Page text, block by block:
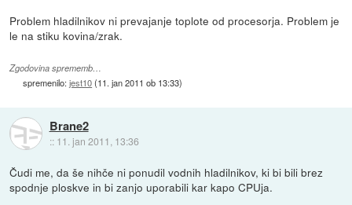
Problem hladilnikov ni prevajanje toplote od procesorja. Problem je
le na stiku kovina/zrak.
Zgodovina sprememb…
spremenilo:jest10(11. jan 2011 ob 13:33)
Brane2
:: 11. jan 2011, 13:36
Čudi me, da še nihče ni ponudil vodnih hladilnikov, ki bi bili brez
spodnje ploskve in bi zanjo uporabili kar kapo CPUja.